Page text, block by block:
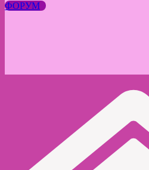
ФОРУМ